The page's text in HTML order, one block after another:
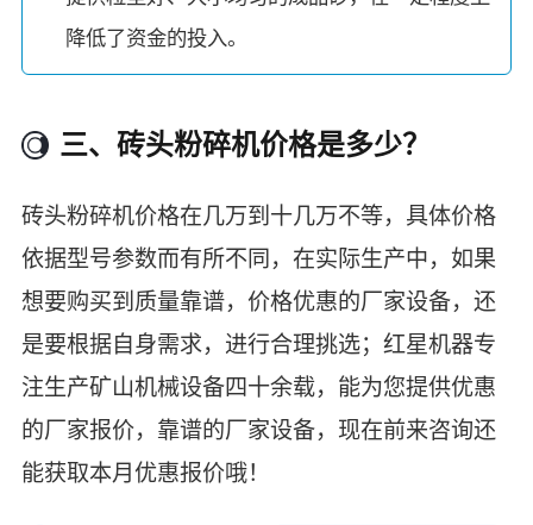
降低了资金的投入。
三、砖头粉碎机价格是多少？
砖头粉碎机价格在几万到十几万不等，具体价格
依据型号参数而有所不同，在实际生产中，如果
想要购买到质量靠谱，价格优惠的厂家设备，还
是要根据自身需求，进行合理挑选；红星机器专
注生产矿山机械设备四十余载，能为您提供优惠
的厂家报价，靠谱的厂家设备，现在前来咨询还
能获取本月优惠报价哦！